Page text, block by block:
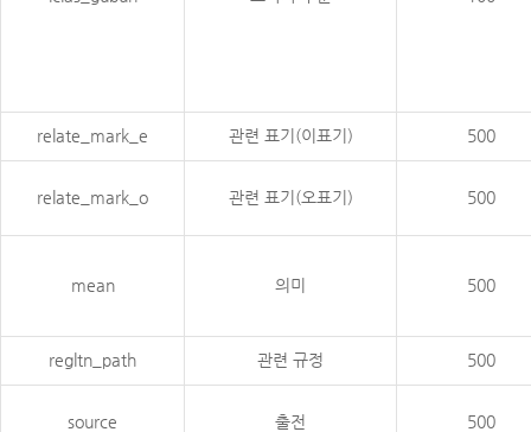
relate_mark_e 관련 표기(이표기) 500
relate_mark_o 관련 표기(오표기) 500
mean 의미 500
regltn_path 관련 규정 500
source 출전 500